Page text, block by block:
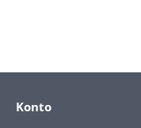
Konto